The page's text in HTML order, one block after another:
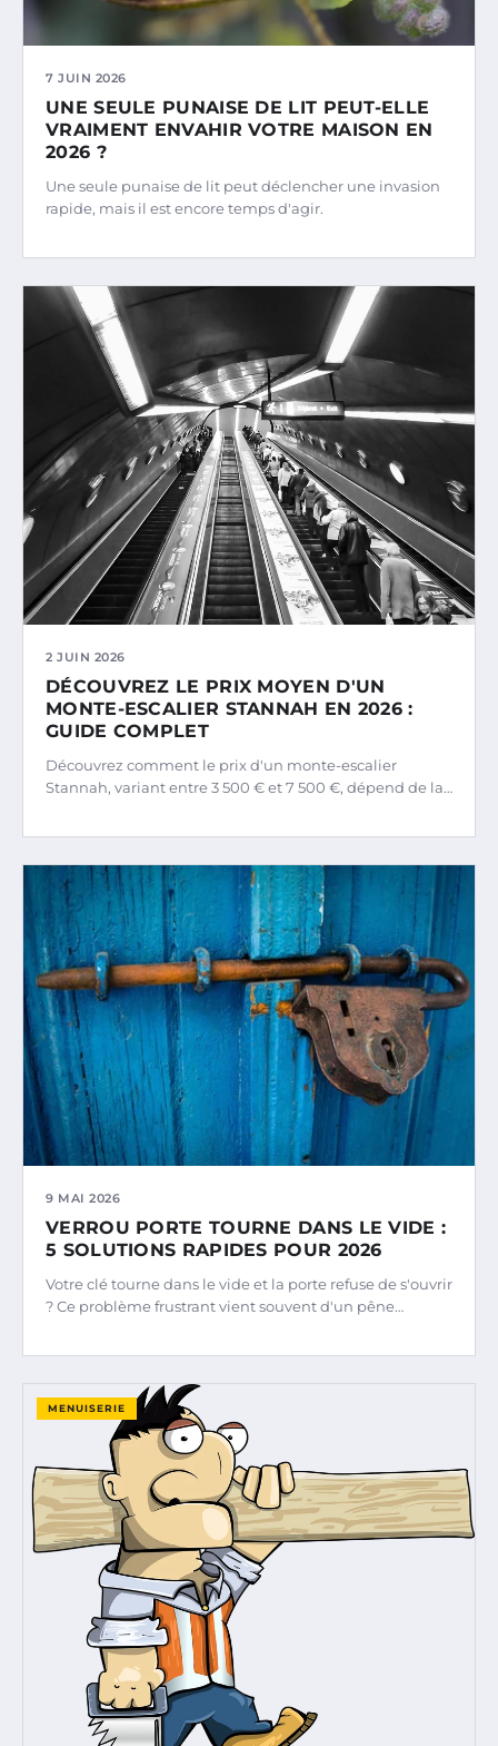
7 JUIN 2026
UNE SEULE PUNAISE DE LIT PEUT-ELLE
VRAIMENT ENVAHIR VOTRE MAISON EN
2026 ?
Une seule punaise de lit peut déclencher une invasion
rapide, mais il est encore temps d'agir.
2 JUIN 2026
DÉCOUVREZ LE PRIX MOYEN D'UN
MONTE-ESCALIER STANNAH EN 2026 :
GUIDE COMPLET
Découvrez comment le prix d'un monte-escalier
Stannah, variant entre 3 500 € et 7 500 €, dépend de la…
9 MAI 2026
VERROU PORTE TOURNE DANS LE VIDE :
5 SOLUTIONS RAPIDES POUR 2026
Votre clé tourne dans le vide et la porte refuse de s'ouvrir
? Ce problème frustrant vient souvent d'un pêne…
MENUISERIE